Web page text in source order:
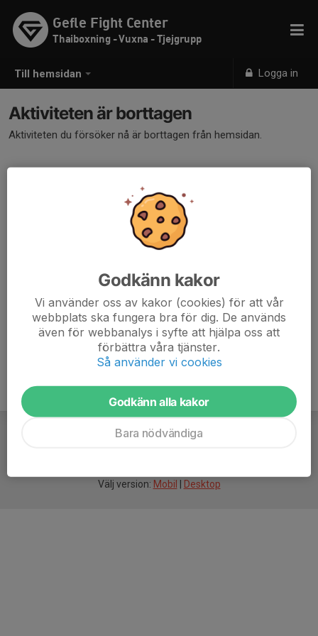
Till hemsidan Logga in
Gefle Fight Center
Thaiboxning - Vuxna - Tjejgrupp
Aktiviteten är borttagen
Aktiviteten du försöker nå är borttagen från hemsidan.
Välj version: Mobil Desktop
Godkänn kakor
Vi använder oss av kakor (cookies) för att vår
webbplats ska fungera bra för dig. De används
även för webbanalys i syfte att hjälpa oss att
förbättra våra tjänster.
Så använder vi cookies
Godkänn alla kakor
Bara nödvändiga